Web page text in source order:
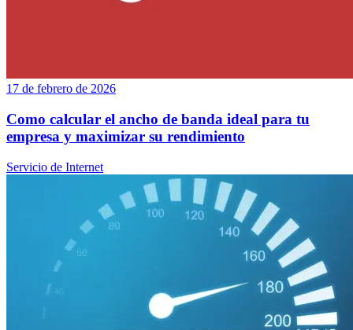
17 de febrero de 2026
Como calcular el ancho de banda ideal para tu
empresa y maximizar su rendimiento
Servicio de Internet